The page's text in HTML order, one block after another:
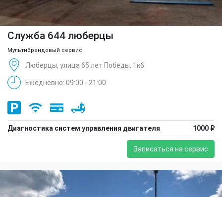
Служба 644 люберцы
Мультибрендовый сервис
Люберцы, улица 65 лет Победы, 1к6
Ежедневно: 09:00 - 21:00
Диагностика систем управления двигателя 1000 ₽
Записаться на сервис